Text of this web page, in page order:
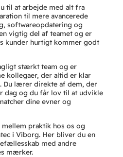
til at arbejde med alt fra
til mere avancerede
softwareopdatering og
vigtig del af teamet og er
kunder hurtigt kommer godt
stærkt team og er
kollegaer, der altid er klar
Du lærer direkte af dem, der
dag og du får lov til at udvikle
dine evner og
mellem praktik hos os og
i Viborg. Her bliver du en
med andre
mærker.